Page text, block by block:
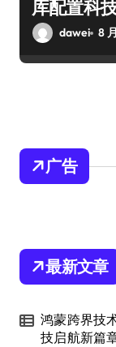
库配置科
dawei 8
广告
最新文章
鸿蒙跨界技
技启航新篇